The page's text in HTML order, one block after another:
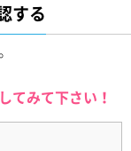
する
てみて下さい！